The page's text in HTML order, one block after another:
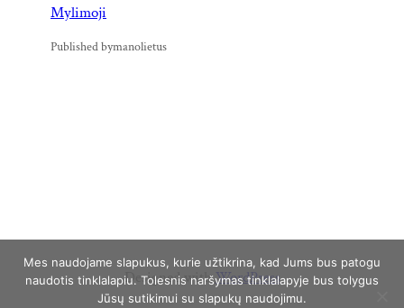
Mylimoji
Published bymanolietus
Designed withWordPress
Mes naudojame slapukus, kurie užtikrina, kad Jums bus patogu
naudotis tinklalapiu. Tolesnis naršymas tinklalapyje bus tolygus
Jūsų sutikimui su slapukų naudojimu.